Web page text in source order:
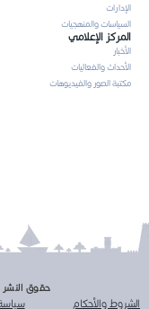
الإدارات
السياسات والمنهجيات
المركز الإعلامي
الأخبار
الأحداث والفعاليات
مكتبة الصور والفيديوهات
حقوق النشر
الشروط والأحكام